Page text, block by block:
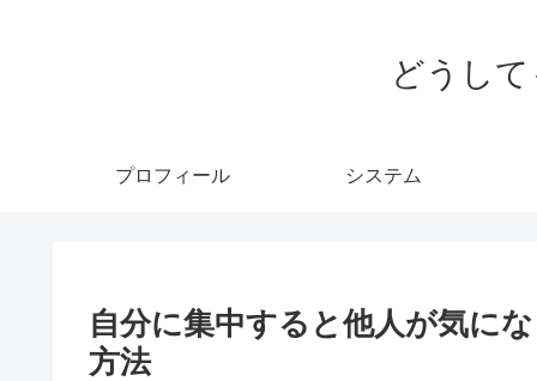
どうし
プロフィール システム
自分に集中すると他人が気に
方法